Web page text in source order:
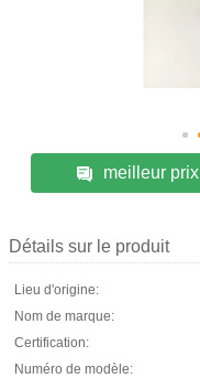
meilleur prix
Détails sur le produit
Lieu d'origine:
Nom de marque:
Certification:
Numéro de modèle: